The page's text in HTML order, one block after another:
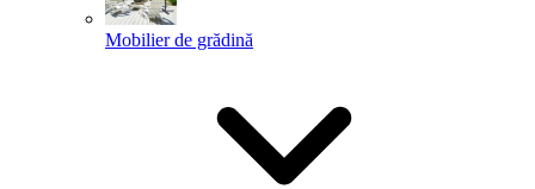
Mobilier de grădină